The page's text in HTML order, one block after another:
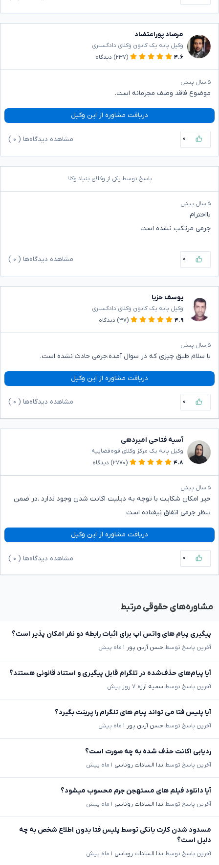
مرصاد پوراعتضاد
وکیل پایه یک کانون وکلای دادگستری
۴.۶
(۲۳۷) دیدگاه
۵ سال پیش
موضوع فاقد وصف مجرمانه است.
دریافت مشاوره از این وکیل
۰ مشاهده دیدگاه‌ها ( ۰
پاسخ توسط یکی از وکلای بنیاد وکلا
۵ سال پیش
بااحترام
جرمی مرتکب نشده است
۰ مشاهده دیدگاه‌ها ( ۰
یوسف حزبا
وکیل پایه یک کانون وکلای دادگستری
۴.۹
(۳۷) دیدگاه
۵ سال پیش
با سلام طبق چیزی که در سوال آمده،جرمی حادث نشده است.
دریافت مشاوره از این وکیل
۰ مشاهده دیدگاه‌ها ( ۰
آسیه فتاحی امیردهی
وکیل پایه یک مرکز وکلای قوه‌قضاییه
۴.۸
(۲۷۷۰) دیدگاه
۵ سال پیش
خیر امکان شکایت با توجه به دیلیت اکانت شدن وجود ندارد .در ضمن
بنظر جرمی اتفاق نیفتاده است
دریافت مشاوره از این وکیل
۰ مشاهده دیدگاه‌ها ( ۰
مشاوره‌های حقوقی مرتبط
پیگیری پیام های واتس اپ برای اثبات رابطه دو نفر امکان پذیر است؟
آخرین پاسخ توسط حسن آرین پور ۱ ماه پیش
آیا پیام‌های حذف‌شده در تلگرام قابل پیگیری و استناد قانونی هستند؟
آخرین پاسخ توسط سمیه آرزه ۷ روز پیش
آیا پلیس فتا می تواند پیام های تلگرام را پرینت بگیرد؟
آخرین پاسخ توسط حسن آرین پور ۱ ماه پیش
ردیابی اکانت حذف شده به چه صورت است؟
آخرین پاسخ توسط ندا السادات روناسی ۱ ماه پیش
آیا دانلود فیلم های مستهجن جرم محسوب میشود؟
آخرین پاسخ توسط ندا السادات روناسی ۱ ماه پیش
مسدود شدن کارت بانکی توسط پلیس فتا بدون اطلاع شخص به چه
دلیل است؟
آخرین پاسخ توسط ندا السادات روناسی ۱ ماه پیش